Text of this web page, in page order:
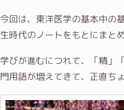
今回は、東洋医学の基本中の
生時代のノートをもとにまとめ
学びが進むにつれて、「精」
門用語が増えてきて、正直ち